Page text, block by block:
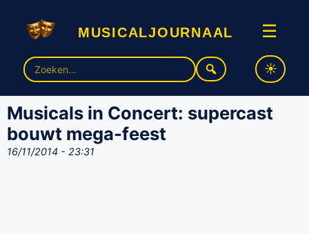
musicaljournaal ☰
Zoek
naar:
Musicals in Concert: supercast
bouwt mega-feest
16/11/2014 - 23:31